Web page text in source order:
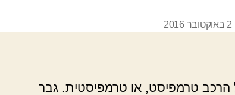
2 באוקטובר 2016
הרכב טרמפיסט, או טרמפיסטית. גבר